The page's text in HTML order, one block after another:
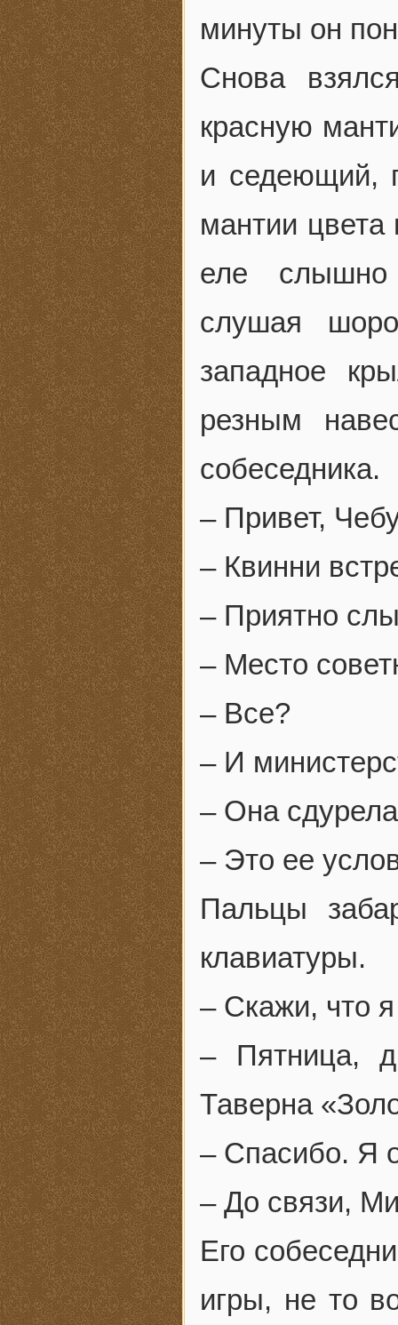
минуты он
Снова
красную
и седеющий,
мантии
еле слышно
слушая
западное
резным
собеседника.
– Привет,
– Квинни
– Приятно
– Место
– Все?
– И
– Она
– Это ее
Пальцы
клавиатуры.
– Скажи, что
– Пятница,
Таверна
– Спасибо. Я
– До связи,
Его
игры, не то